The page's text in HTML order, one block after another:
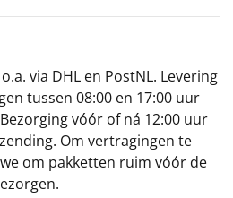
via DHL en PostNL. Levering
tussen 08:00 en 17:00 uur
vóór of ná 12:00 uur
Om vertragingen te
om pakketten ruim vóór de